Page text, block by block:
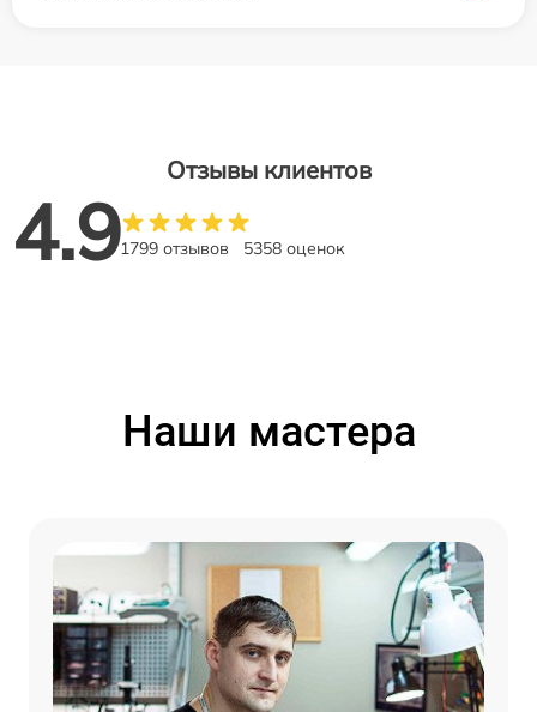
Отзывы клиентов
4.91799 отзывов 5358 оценок
Наши мастера